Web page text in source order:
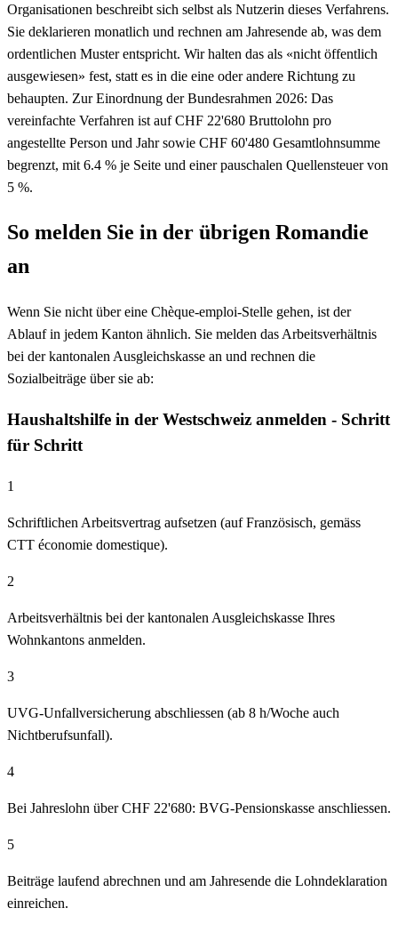
Organisationen beschreibt sich selbst als Nutzerin dieses Verfahrens.
Sie deklarieren monatlich und rechnen am Jahresende ab, was dem
ordentlichen Muster entspricht. Wir halten das als «nicht öffentlich
ausgewiesen» fest, statt es in die eine oder andere Richtung zu
behaupten. Zur Einordnung der Bundesrahmen 2026: Das
vereinfachte Verfahren ist auf CHF 22'680 Bruttolohn pro
angestellte Person und Jahr sowie CHF 60'480 Gesamtlohnsumme
begrenzt, mit 6.4 % je Seite und einer pauschalen Quellensteuer von
5 %.
So melden Sie in der übrigen Romandie
an
Wenn Sie nicht über eine Chèque-emploi-Stelle gehen, ist der
Ablauf in jedem Kanton ähnlich. Sie melden das Arbeitsverhältnis
bei der kantonalen Ausgleichskasse an und rechnen die
Sozialbeiträge über sie ab:
Haushaltshilfe in der Westschweiz anmelden - Schritt
für Schritt
1
Schriftlichen Arbeitsvertrag aufsetzen (auf Französisch, gemäss
CTT économie domestique).
2
Arbeitsverhältnis bei der kantonalen Ausgleichskasse Ihres
Wohnkantons anmelden.
3
UVG-Unfallversicherung abschliessen (ab 8 h/Woche auch
Nichtberufsunfall).
4
Bei Jahreslohn über CHF 22'680: BVG-Pensionskasse anschliessen.
5
Beiträge laufend abrechnen und am Jahresende die Lohndeklaration
einreichen.